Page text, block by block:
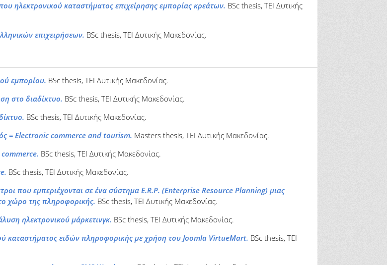
ηλεκτρονικού καταστήματος επιχείρησης εμπορίας κρεάτων. BSc thesis, ΤΕΙ Δυτικής
επιχειρήσεων. BSc thesis, ΤΕΙ Δυτικής Μακεδονίας.
εμπορίου. BSc thesis, ΤΕΙ Δυτικής Μακεδονίας.
στο διαδίκτυο. BSc thesis, ΤΕΙ Δυτικής Μακεδονίας.
BSc thesis, ΤΕΙ Δυτικής Μακεδονίας.
= Electronic commerce and tourism. Masters thesis, ΤΕΙ Δυτικής Μακεδονίας.
BSc thesis, ΤΕΙ Δυτικής Μακεδονίας.
BSc thesis, ΤΕΙ Δυτικής Μακεδονίας.
που εμπεριέχονται σε ένα σύστημα E.R.P. (Enterprise Resource Planning) μιας
χώρο της πληροφορικής. BSc thesis, ΤΕΙ Δυτικής Μακεδονίας.
ηλεκτρονικού μάρκετινγκ. BSc thesis, ΤΕΙ Δυτικής Μακεδονίας.
καταστήματος ειδών πληροφορικής με χρήση του Joomla VirtueMart. BSc thesis, ΤΕΙ